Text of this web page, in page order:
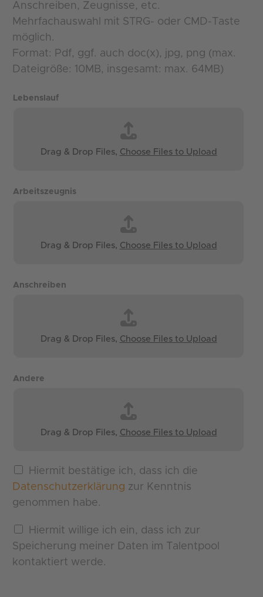
Anschreiben, Zeugnisse, etc.
Mehrfachauswahl mit STRG- oder CMD-Taste
möglich.
Format: Pdf, ggf. auch doc(x), jpg, png (max.
Dateigröße: 10MB, insgesamt: max. 64MB)
Lebenslauf
Drag & Drop Files, Choose Files to Upload
Arbeitszeugnis
Drag & Drop Files, Choose Files to Upload
Anschreiben
Drag & Drop Files, Choose Files to Upload
Andere
Drag & Drop Files, Choose Files to Upload
Hiermit bestätige ich, dass ich die
Datenschutzerklärung zur Kenntnis
genommen habe.
Hiermit willige ich ein, dass ich zur
Speicherung meiner Daten im Talentpool
kontaktiert werde.